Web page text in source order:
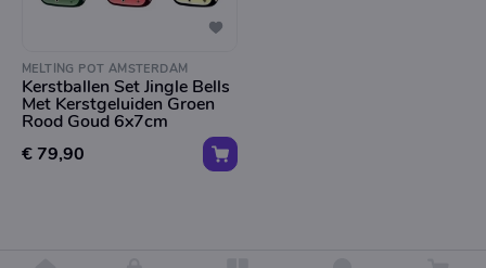
MELTING POT AMSTERDAM
Kerstballen Set Jingle Bells
Met Kerstgeluiden Groen
Rood Goud 6x7cm
€ 79,90